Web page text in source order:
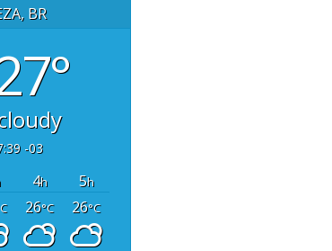
BR
-03
4h 5h
26°C 26°C